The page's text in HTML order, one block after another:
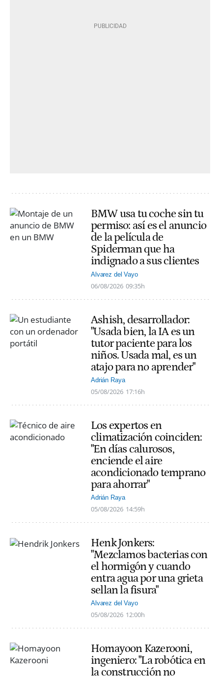
BMW usa tu coche sin tu
permiso: así es el anuncio
de la película de
Spiderman que ha
indignado a sus clientes
Alvarez del Vayo
06/08/2026 09:35h
Ashish, desarrollador:
"Usada bien, la IA es un
tutor paciente para los
niños. Usada mal, es un
atajo para no aprender"
Adrián Raya
05/08/2026 17:16h
Los expertos en
climatización coinciden:
"En días calurosos,
enciende el aire
acondicionado temprano
para ahorrar"
Adrián Raya
05/08/2026 14:59h
Henk Jonkers:
"Mezclamos bacterias con
el hormigón y cuando
entra agua por una grieta
sellan la fisura"
Alvarez del Vayo
05/08/2026 12:00h
Homayoon Kazerooni,
ingeniero: "La robótica en
la construcción no